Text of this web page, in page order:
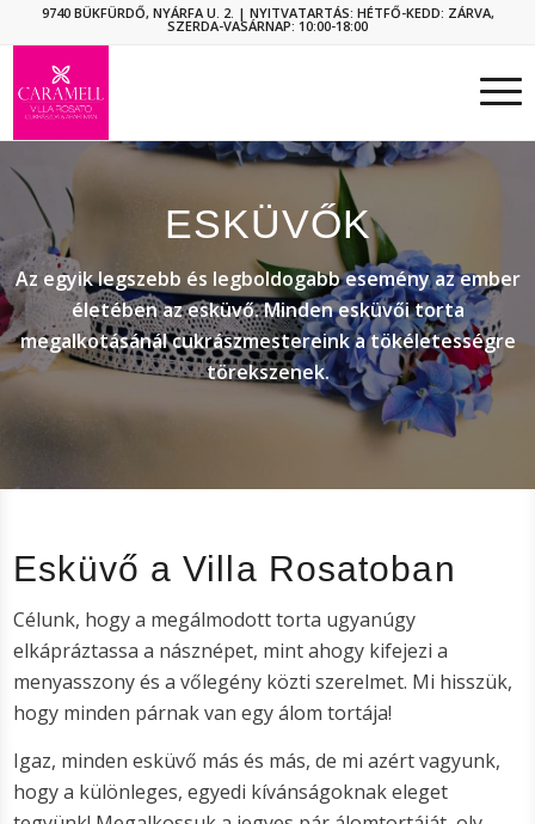
9740 BÜKFÜRDŐ, NYÁRFA U. 2. | NYITVATARTÁS: HÉTFŐ-KEDD: ZÁRVA,
SZERDA-VASÁRNAP: 10:00-18:00
ESKÜVŐK
Az egyik legszebb és legboldogabb esemény az ember
életében az esküvő. Minden esküvői torta
megalkotásánál cukrászmestereink a tökéletességre
törekszenek.
Esküvő a Villa Rosatoban
Célunk, hogy a megálmodott torta ugyanúgy
elkápráztassa a násznépet, mint ahogy kifejezi a
menyasszony és a vőlegény közti szerelmet. Mi hisszük,
hogy minden párnak van egy álom tortája!
Igaz, minden esküvő más és más, de mi azért vagyunk,
hogy a különleges, egyedi kívánságoknak eleget